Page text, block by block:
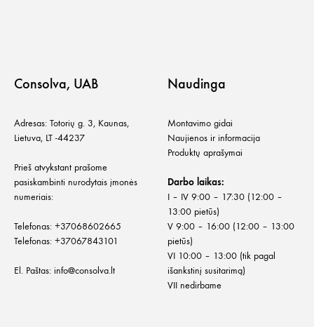
Consolva, UAB
Adresas: Totorių g. 3, Kaunas,
Lietuva, LT -44237
Prieš atvykstant prašome
pasiskambinti nurodytais įmonės
numeriais:
Telefonas: +37068602665
Telefonas: +37067843101
El. Paštas: info@consolva.lt
Naudinga
Montavimo gidai
Naujienos ir informacija
Produktų aprašymai
Darbo laikas:
I – IV 9:00 – 17:30 (12:00 –
13:00 pietūs)
V 9:00 – 16:00 (12:00 – 13:00
pietūs)
VI 10:00 – 13:00 (tik pagal
išankstinį susitarimą)
VII nedirbame